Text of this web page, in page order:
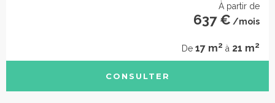
À partir de
637 € /mois
De 17 m2 à 21 m2
CONSULTER